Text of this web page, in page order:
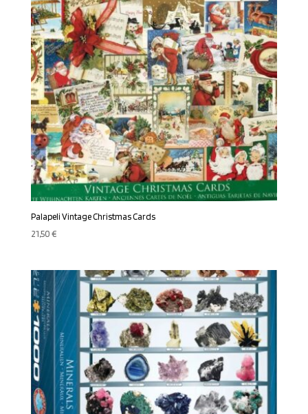
Palapeli Vintage Christmas Cards
21,50€